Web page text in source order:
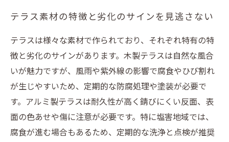
テラス素材の特徴と劣化のサインを見逃さない
テラスは様々な素材で作られており、それぞれ特有の特
徴と劣化のサインがあります。木製テラスは自然な風合
いが魅力ですが、風雨や紫外線の影響で腐食やひび割れ
が生じやすいため、定期的な防腐処理や塗装が必要で
す。アルミ製テラスは耐久性が高く錆びにくい反面、表
面の色あせや傷に注意が必要です。特に塩害地域では、
腐食が進む場合もあるため、定期的な洗浄と点検が推奨